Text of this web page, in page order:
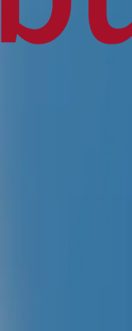
HomeBusiness World